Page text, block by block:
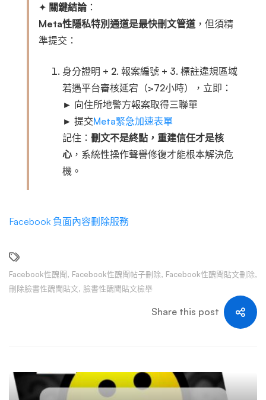
✦ 關鍵結論：
Meta性隱私特別通道是最快刪文管道 ，但須精
準提交：
身分證明 + 2. 報案編號 + 3. 標註違規區域
若遇平台審核延宕（>72小時），立即：
► 向住所地警方報案取得三聯單
► 提交Meta緊急加速表單
記住： 刪文不是終點，重建信任才是核
心 ，系統性操作聲譽修復才能根本解決危
機。
Facebook 負面內容刪除服務
Facebook性醜聞, Facebook性醜聞帖子刪除, Facebook性醜聞貼文刪除,
刪除臉書性醜聞貼文, 臉書性醜聞貼文檢舉
Share this post